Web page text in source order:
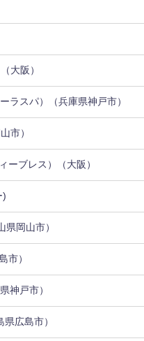
大阪）
ラスパ）（兵庫県神戸市）
市）
ーブレス）（大阪）
)
県岡山市）
市）
神戸市）
広島市）